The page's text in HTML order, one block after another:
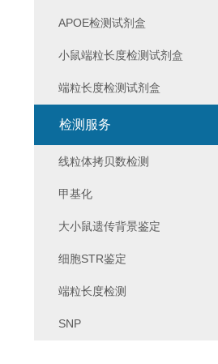
APOE检测试剂盒
小鼠端粒长度检测试剂盒
端粒长度检测试剂盒
检测服务
线粒体拷贝数检测
甲基化
大小鼠遗传背景鉴定
细胞STR鉴定
端粒长度检测
SNP